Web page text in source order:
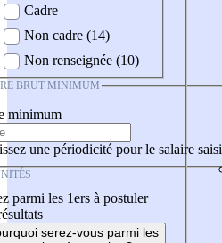
Cadre
Non cadre (14)
Non renseignée (10)
BRUT MINIMUM
minimum
une périodicité pour le salaire saisi
parmi les 1ers à postuler
serez-vous parmi les